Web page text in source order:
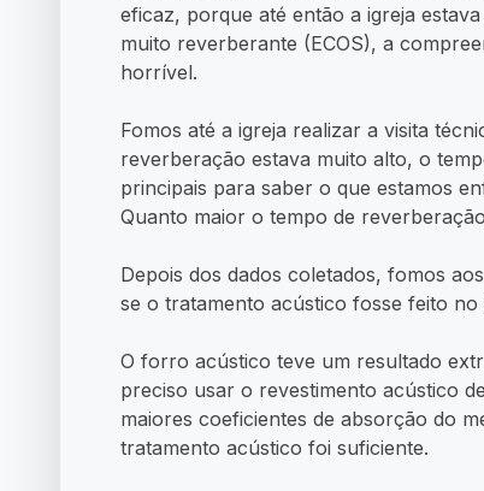
eficaz, porque até então a igreja
muito reverberante (ECOS), a
horrível.
Fomos até a igreja realizar a visita
reverberação estava muito alto, o
principais para saber o que estamos
Quanto maior o tempo de
Depois dos dados coletados, fomos
se o tratamento acústico fosse feito
O forro acústico teve um resultado
preciso usar o revestimento acústico
maiores coeficientes de absorção do
tratamento acústico foi suficiente.